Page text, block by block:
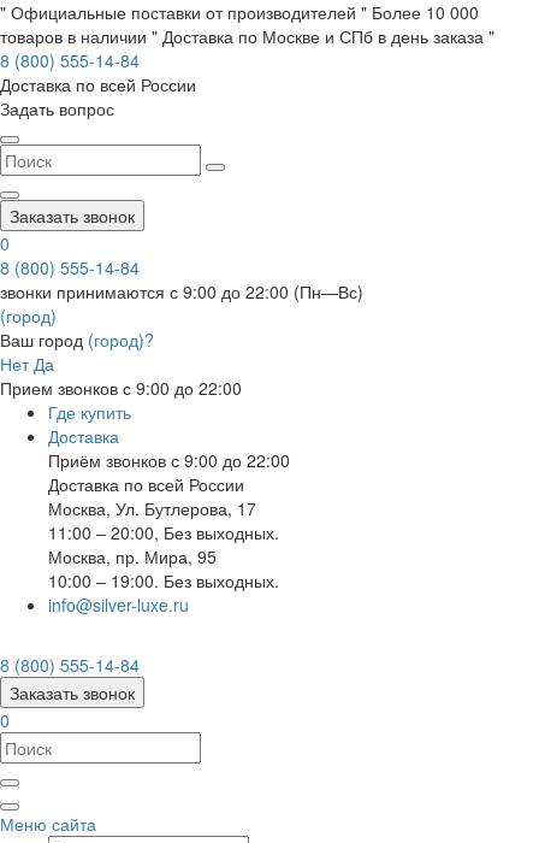
" Официальные поставки от производителей " Более 10 000
товаров в наличии " Доставка по Москве и СПб в день заказа "
8 (800) 555-14-84
Доставка по всей России
Задать вопрос
Заказать звонок
0
8 (800) 555-14-84
звонки принимаются с 9:00 до 22:00 (Пн—Вс)
(город)
Ваш город (город)?
Нет Да
Прием звонков с 9:00 до 22:00
Где купить
Доставка
Приём звонков с 9:00 до 22:00
Доставка по всей России
Москва, Ул. Бутлерова, 17
11:00 – 20:00, Без выходных.
Москва, пр. Мира, 95
10:00 – 19:00. Без выходных.
info@silver-luxe.ru
8 (800) 555-14-84
Заказать звонок
0
Меню сайта